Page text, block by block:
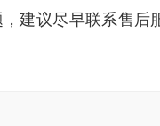
建议尽早联系售后